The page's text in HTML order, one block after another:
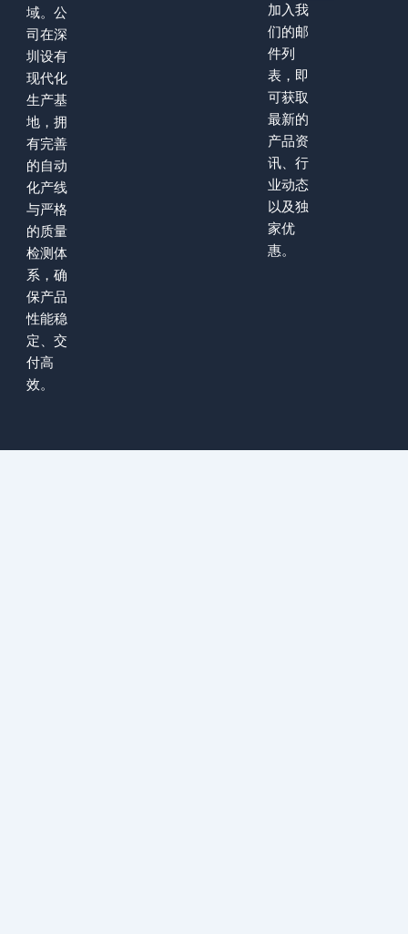
域。公
司在深
圳设有
现代化
生产基
地，拥
有完善
的自动
化产线
与严格
的质量
检测体
系，确
保产品
性能稳
定、交
付高
效。
加入我
们的邮
件列
表，即
可获取
最新的
产品资
讯、行
业动态
以及独
家优
惠。